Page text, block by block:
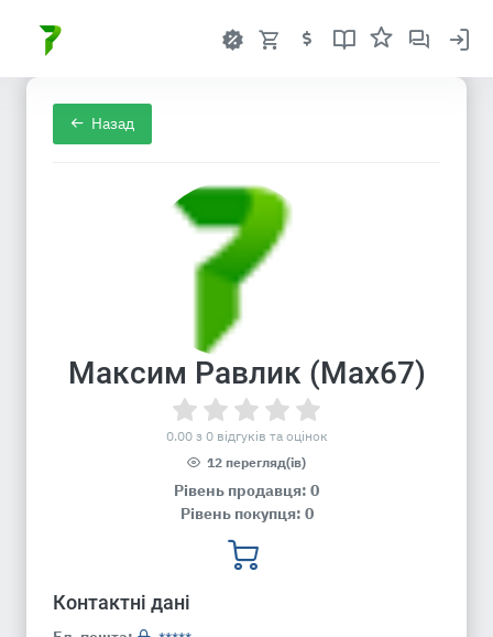
Назад
Максим Равлик (Max67)
0.00 з 0 відгуків та оцінок
12 перегляд(ів)
Рівень продавця: 0
Рівень покупця: 0
Контактні дані